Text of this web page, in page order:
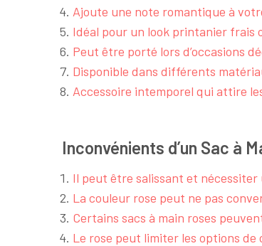
Ajoute une note romantique à
Idéal pour un look printanier frais
Peut être porté lors d’occasions
Disponible dans différents
Accessoire intemporel qui attire
Inconvénients d’un Sac à
Il peut être salissant et
La couleur rose peut ne pas
Certains sacs à main roses
Le rose peut limiter les options de